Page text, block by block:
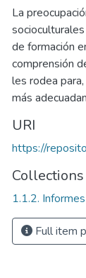
La
de formación
comprensión
les rodea
más
URI
https://
Collections
1.1.2.
Full item